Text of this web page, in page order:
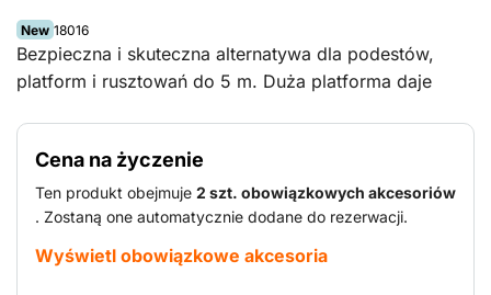
New 18016
Bezpieczna i skuteczna alternatywa dla podestów,
platform i rusztowań do 5 m. Duża platforma daje
ściany i układającym przewody) wystarczająco dużo
przestrzeni roboczej i miejsca na narzędzia i
urządzenia. Dzięki jej wielkości nie musisz jej często
przestawiać. To elektryczne rusztowanie o szerokości
tylko 0,78 m pasuje do wszystkich standardowych
drzwi.
Cena na życzenie
Ten produkt obejmuje 2 szt. obowiązkowych akcesoriów
. Zostaną one automatycznie dodane do rezerwacji.
Wyświetl obowiązkowe akcesoria